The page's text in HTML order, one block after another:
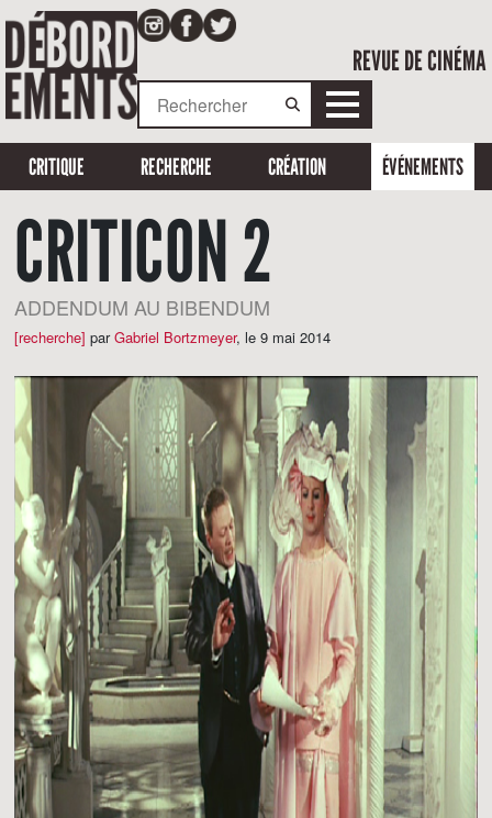
REVUE DE CINÉMA
CRITIQUE RECHERCHE CRÉATION ÉVÉNEMENTS
CRITICON 2
ADDENDUM AU BIBENDUM
[recherche] parGabriel Bortzmeyer, le 9 mai 2014